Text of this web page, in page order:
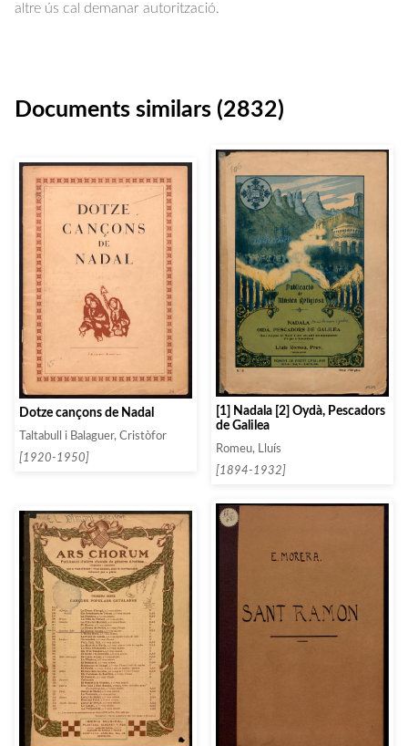
altre ús cal demanar autorització.
Documents similars (2832)
Dotze cançons de Nadal
Taltabull i Balaguer, Cristòfor
[1920-1950]
[1] Nadala [2] Oydà, Pescadors
de Galilea
Romeu, Lluís
[1894-1932]